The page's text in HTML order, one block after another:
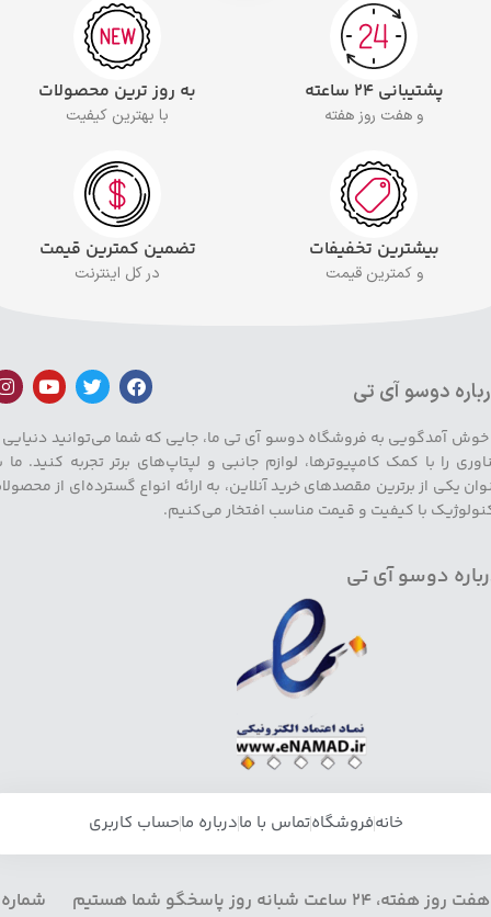
پشتیبانی ۲۴ ساعته
و هفت روز هفته
به روز ترین محصولات
با بهترین کیفیت
بیشترین تخفیفات
و کمترین قیمت
تضمین کمترین قیمت
در کل اینترنت
دوسو آی تی
خوش آمدگویی به فروشگاه دوسو آی تی ما، جایی که شما می‌توانید دنیایی
را با کمک کامپیوترها، لوازم جانبی و لپتاپ‌های برتر تجربه کنید. ما
یکی از برترین مقصدهای خرید آنلاین، به ارائه انواع گسترده‌ای از
با کیفیت و قیمت مناسب افتخار می‌کنیم.
دوسو آی تی
خانهفروشگاهتماس با مادرباره ماحساب کاربری
هفت روز هفته، 24 ساعت شبانه روز پاسخگو شما هستیم شماره